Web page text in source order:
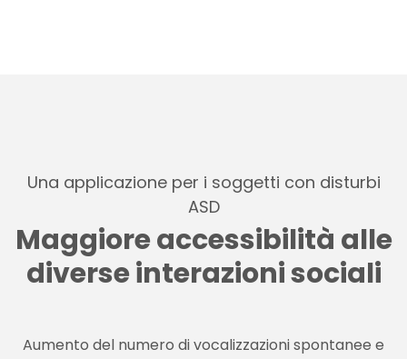
Una applicazione per i soggetti con disturbi
ASD
Maggiore accessibilità alle
diverse interazioni sociali
Aumento del numero di vocalizzazioni spontanee e